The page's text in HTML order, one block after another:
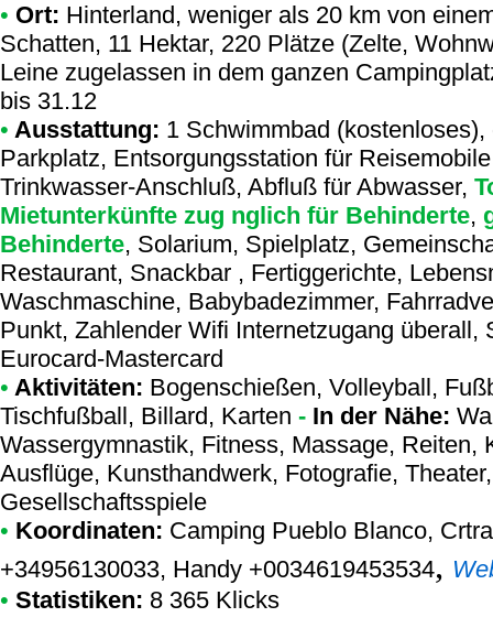
• Ort: Hinterland, weniger als 20 km von
Schatten, 11 Hektar, 220 Plätze (Zelte,
Leine zugelassen in dem ganzen
bis 31.12
• Ausstattung: 1 Schwimmbad
Parkplatz, Entsorgungsstation für
Trinkwasser-Anschluß, Abfluß für Abwasser,
Mietunterkünfte zug nglich für Behinderte,
Behinderte, Solarium, Spielplatz,
Restaurant, Snackbar , Fertiggerichte,
Waschmaschine, Babybadezimmer,
Punkt, Zahlender Wifi Internetzugang
Eurocard-Mastercard
• Aktivitäten: Bogenschießen, Volleyball,
Tischfußball, Billard, Karten - In der Nähe:
Wassergymnastik, Fitness, Massage, Reiten,
Ausflüge, Kunsthandwerk, Fotografie,
Gesellschaftsspiele
• Koordinaten: Camping Pueblo Blanco,
+34956130033, Handy +0034619453534,
• Statistiken: 8 365 Klicks